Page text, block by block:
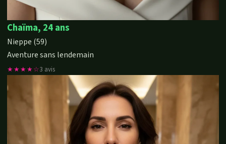
Chaïma, 24 ans
Nieppe (59)
Aventure sans lendemain
★★★★☆3 avis